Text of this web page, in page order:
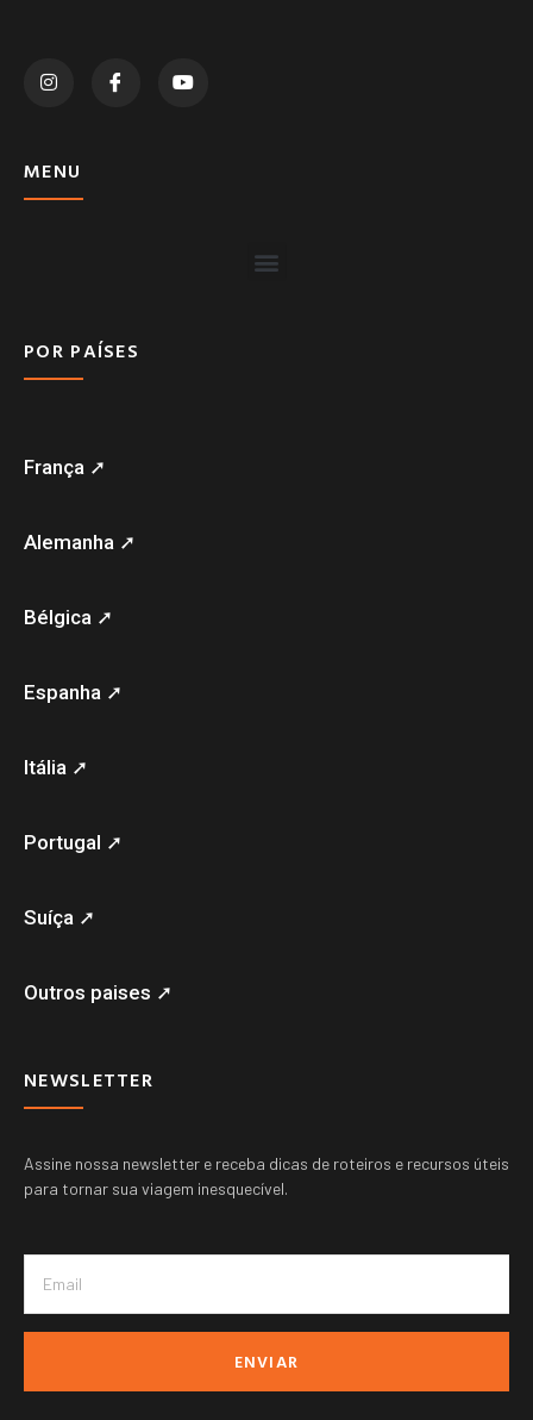
MENU
POR PAÍSES
França ➚
Alemanha ➚
Bélgica ➚
Espanha ➚
Itália ➚
Portugal ➚
Suíça ➚
Outros paises ➚
NEWSLETTER
Assine nossa newsletter e receba dicas de roteiros e recursos úteis
para tornar sua viagem inesquecível.
ENVIAR